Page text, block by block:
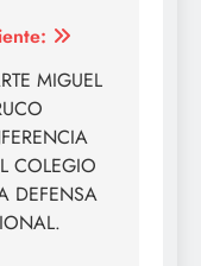
MIGUEL
COLEGIO
DEFENSA